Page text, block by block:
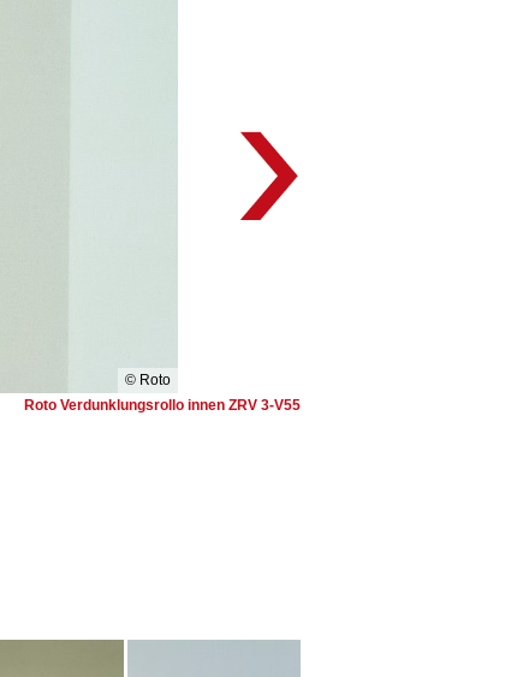
© Roto
Roto Verdunklungsrollo innen ZRV 3-V55